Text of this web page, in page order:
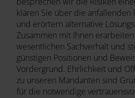
klären Sie über die anfallenden
und erörtern alternative
Zusammen mit Ihnen
wesentlichen Sachverhalt und
günstigen Positionen und
Vordergrund. Ehrlichkeit und
zu unseren Mandanten sind
für die notwendige